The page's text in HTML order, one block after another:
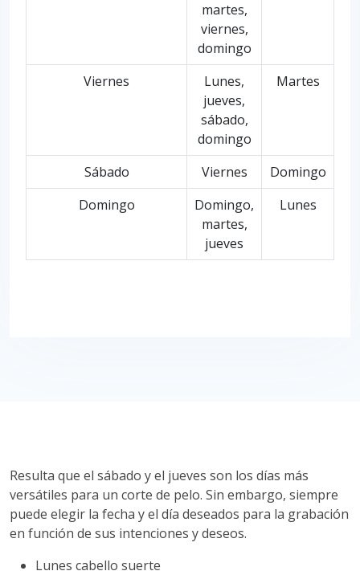
martes,
viernes,
domingo
Viernes
Lunes,
jueves,
sábado,
domingo
Martes
Sábado Viernes
Domingo
Domingo
Domingo,
martes,
jueves
Lunes
Resulta que el sábado y el jueves son los días más
versátiles para un corte de pelo. Sin embargo, siempre
puede elegir la fecha y el día deseados para la grabación
en función de sus intenciones y deseos.
Lunes cabello suerte